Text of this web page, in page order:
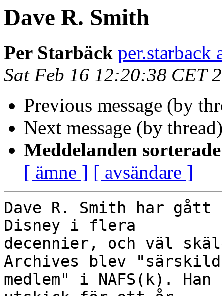
Dave R. Smith
Per Starbäck per.starback
Sat Feb 16 12:20:38 CET
Previous message (by
Next message (by
Meddelanden
[ ämne ] [ avsändare ]
Dave R. Smith har
Disney i flera
decennier, och väl
Archives blev "särskild
medlem" i NAFS(k).